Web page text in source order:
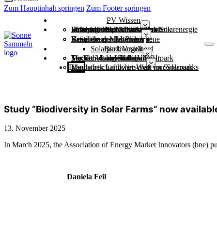
Zum Hauptinhalt springen Zum Footer springen
PV Wissen
Wirtschaftliche Stärke durch Solarenergie
Batteriegroßspeicher
Stromnetze & Netzausbau
Sicher durch die Dunkelflaute
Landwirtschaft und Photovoltaik
Solarparks und Artenvielfalt
Kommunen
Kostenloser Mustervertrag
Varianten der Beteiligung
Beteiligung auf Länderebene
Beispiele aus der Praxis
Solarpark Vogelherd
Biodiversität
Studie: Artenvielfalt im Solarpark
Steckbriefe der Solarparks
Mediathek zur Studie
Tag der biologischen Vielfalt
Landwirtschaft
Landwirtschaftlicher Wert von Solarparks
Mediathek Landwirtschaft im Solarpark
Blog
Study “Biodiversity in Solar Farms” now
13. November 2025
In March 2025, the Association of Energy Market Innovators (bne)
Daniela Feil